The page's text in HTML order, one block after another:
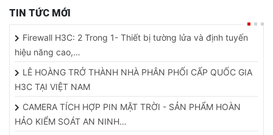
TIN TỨC MỚI
Firewall H3C: 2 Trong 1- Thiết bị tường lửa và định tuyến
hiệu năng cao,…
LÊ HOÀNG TRỞ THÀNH NHÀ PHÂN PHỐI CẤP QUỐC GIA
H3C TẠI VIỆT NAM
CAMERA TÍCH HỢP PIN MẶT TRỜI - SẢN PHẨM HOÀN
HẢO KIỂM SOÁT AN NINH…